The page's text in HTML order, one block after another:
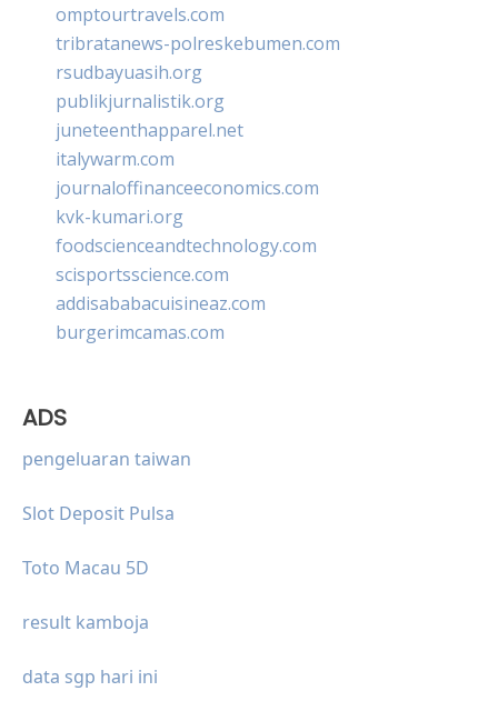
omptourtravels.com
tribratanews-polreskebumen.com
rsudbayuasih.org
publikjurnalistik.org
juneteenthapparel.net
italywarm.com
journaloffinanceeconomics.com
kvk-kumari.org
foodscienceandtechnology.com
scisportsscience.com
addisababacuisineaz.com
burgerimcamas.com
ADS
pengeluaran taiwan
Slot Deposit Pulsa
Toto Macau 5D
result kamboja
data sgp hari ini